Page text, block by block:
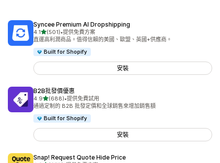
Syncee Premium AI Dropshipping
4.1滿分 5 顆星
(501)
共有 501 則評價
•提供免費方案
直運高利潤商品。值得信賴的美國、歐盟、英國+供應商。
Built for Shopify
安裝
B2B批發價優惠
4.9滿分 5 顆星
(688)
共有 688 則評價
•提供免費試用
通過定制的 B2B 批發定價和全球銷售來增加銷售額
Built for Shopify
安裝
Snap! Request Quote Hide Price